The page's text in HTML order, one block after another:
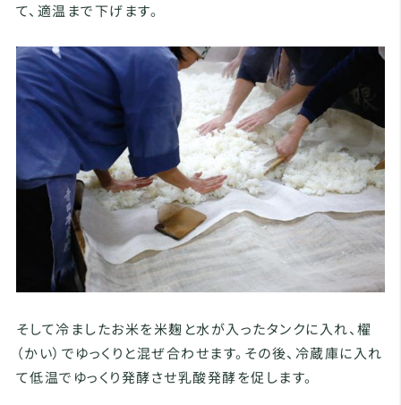
て、適温まで下げます。
そして冷ましたお米を米麹と水が入ったタンクに入れ、櫂
（かい）でゆっくりと混ぜ合わせます。その後、冷蔵庫に入れ
て低温でゆっくり発酵させ乳酸発酵を促します。